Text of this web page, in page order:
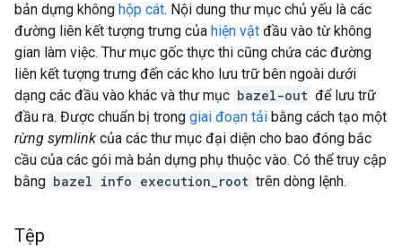
bản dựng không hộp cát. Nội dung thư mục chủ yếu là các
đường liên kết tượng trưng của hiện vật đầu vào từ không
gian làm việc. Thư mục gốc thực thi cũng chứa các đường
liên kết tượng trưng đến các kho lưu trữ bên ngoài dưới
dạng các đầu vào khác và thư mục bazel-out để lưu trữ
đầu ra. Được chuẩn bị trong giai đoạn tải bằng cách tạo một
rừng symlink của các thư mục đại diện cho bao đóng bắc
cầu của các gói mà bản dựng phụ thuộc vào. Có thể truy cập
bằng bazel info execution_root trên dòng lệnh.
Tệp